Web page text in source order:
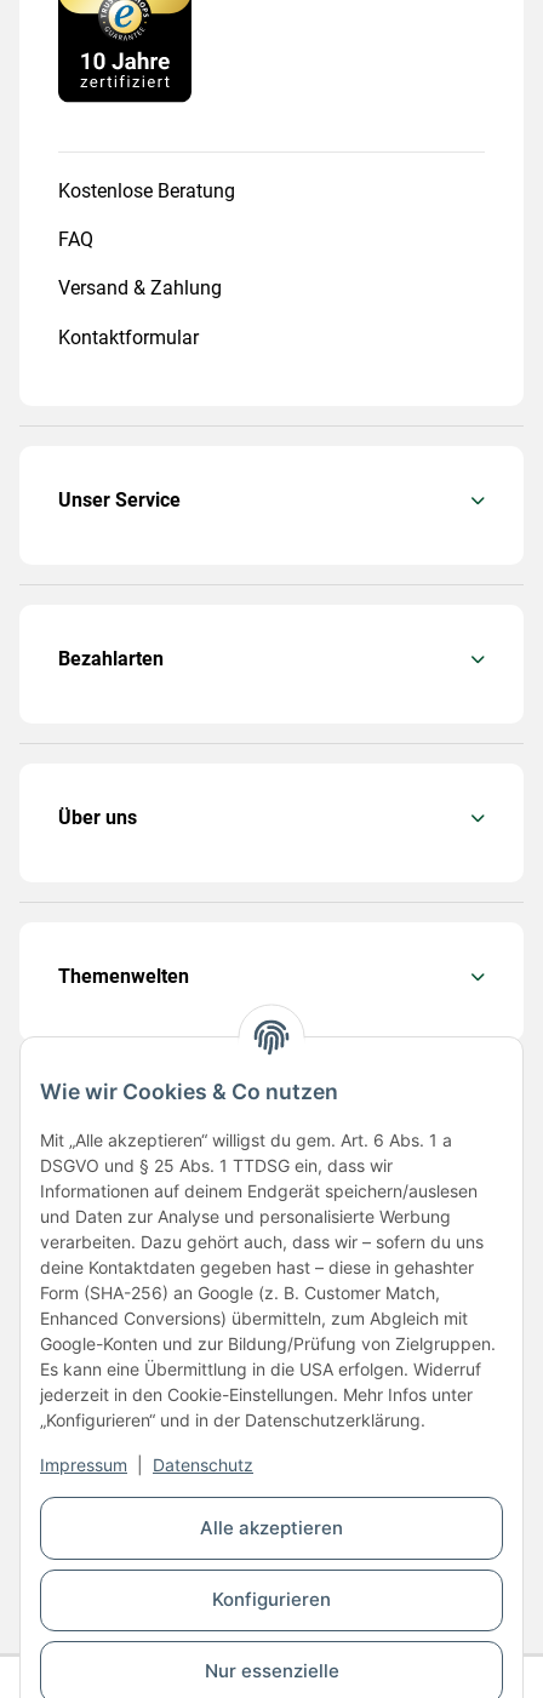
Alle akzeptieren
Konfigurieren
Nur essenzielle
Wie wir Cookies & Co nutzen
Mit „Alle akzeptieren“ willigst du gem. Art. 6 Abs. 1 a
DSGVO und § 25 Abs. 1 TTDSG ein, dass wir
Informationen auf deinem Endgerät speichern/auslesen
und Daten zur Analyse und personalisierte Werbung
verarbeiten. Dazu gehört auch, dass wir – sofern du uns
deine Kontaktdaten gegeben hast – diese in gehashter
Form (SHA-256) an Google (z. B. Customer Match,
Enhanced Conversions) übermitteln, zum Abgleich mit
Google-Konten und zur Bildung/Prüfung von Zielgruppen.
Es kann eine Übermittlung in die USA erfolgen. Widerruf
jederzeit in den Cookie-Einstellungen. Mehr Infos unter
„Konfigurieren“ und in der Datenschutzerklärung.
Impressum Datenschutz
Kostenlose Beratung
FAQ
Versand & Zahlung
Kontaktformular
Unser Service
Bezahlarten
Über uns
Themenwelten
Folge uns
Unsere Partner
Vertrag widerrufen
* Alle Preise inkl. gesetzlicher USt., zzgl.Versand
© Copyright © 2026 www.kartons24.de
BB-Verpackungen GmbH
- Brendelweg 167, 27755 Delmenhorst - Telefon: